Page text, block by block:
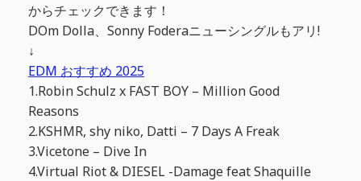
からチェックできます！
DOm Dolla、Sonny Foderaニューシングルもアリ!
↓
EDM おすすめ 2025
1.Robin Schulz x FAST BOY – Million Good
Reasons
2.KSHMR, shy niko, Datti – 7 Days A Freak
3.Vicetone – Dive In
4.Virtual Riot & DIESEL -Damage feat Shaquille